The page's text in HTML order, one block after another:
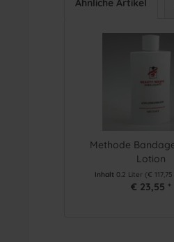
Methode
Lotion
Inhalt 0.2 Liter(€
€ 23,55 *